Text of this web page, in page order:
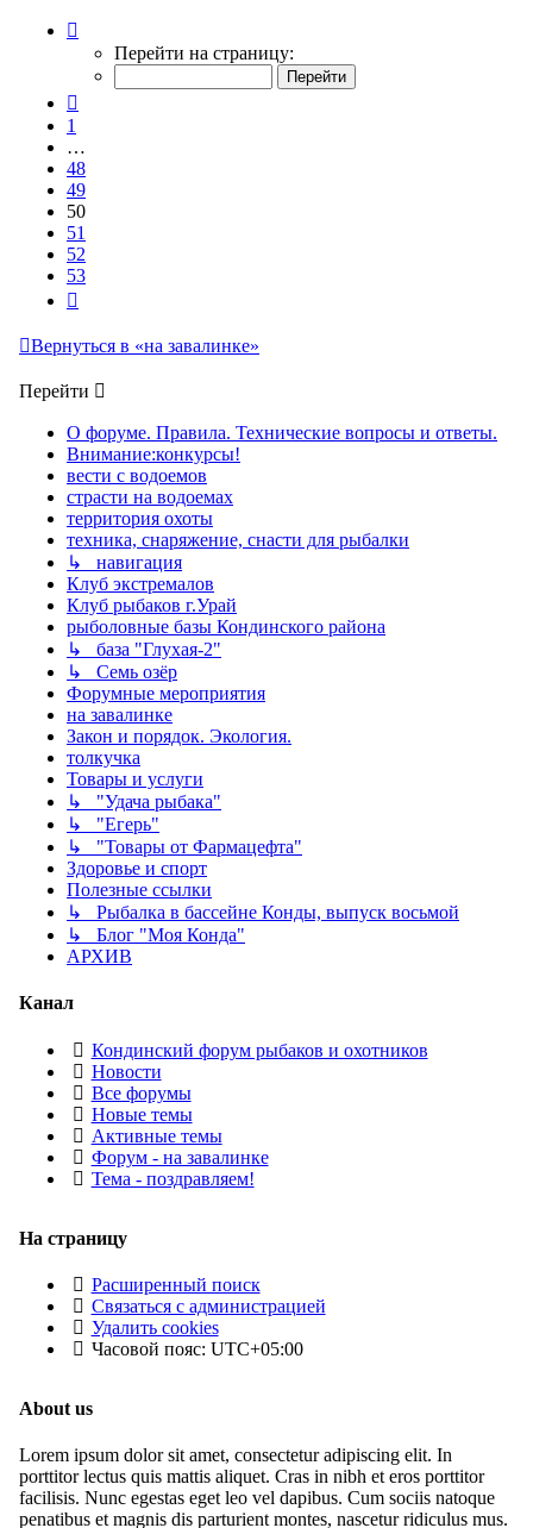
50
Перейти на страницу:
1
…
48
49
50
51
52
53
Вернуться в «на завалинке»
Перейти
О форуме. Правила. Технические вопросы и ответы.
Внимание:конкурсы!
вести с водоемов
страсти на водоемах
территория охоты
техника, снаряжение, снасти для рыбалки
↳ навигация
Клуб экстремалов
Клуб рыбаков г.Урай
рыболовные базы Кондинского района
↳ база "Глухая-2"
↳ Семь озёр
Форумные мероприятия
на завалинке
Закон и порядок. Экология.
толкучка
Товары и услуги
↳ "Удача рыбака"
↳ "Егерь"
↳ "Товары от Фармацефта"
Здоровье и спорт
Полезные ссылки
↳ Рыбалка в бассейне Конды, выпуск восьмой
↳ Блог "Моя Конда"
АРХИВ
Канал
Кондинский форум рыбаков и охотников
Новости
Все форумы
Новые темы
Активные темы
Форум - на завалинке
Тема - поздравляем!
На страницу
Расширенный поиск
Связаться с администрацией
Удалить cookies
Часовой пояс: UTC+05:00
About us
Lorem ipsum dolor sit amet, consectetur adipiscing elit. In
porttitor lectus quis mattis aliquet. Cras in nibh et eros porttitor
facilisis. Nunc egestas eget leo vel dapibus. Cum sociis natoque
penatibus et magnis dis parturient montes, nascetur ridiculus mus.